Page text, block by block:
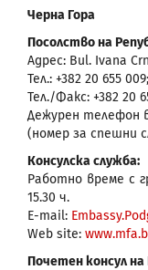
Черна Гора
Посолство на
Адрес: Bul. Ivana
Тел.: +382 20 655
Тел./Факс: +382 20
Дежурен телефон в
(номер за спешни
Консулска служба:
Работно време с
15.30 ч.
E-mail:
Web site:
Почетен консул на